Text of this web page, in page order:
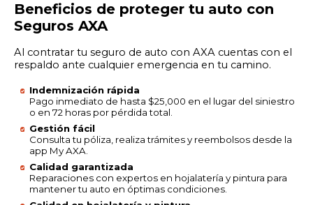
Beneficios de proteger tu auto con
Seguros AXA
Al contratar tu seguro de auto con AXA cuentas con el
respaldo ante cualquier emergencia en tu camino.
Indemnización rápida
Pago inmediato de hasta $25,000 en el lugar del siniestro
o en 72 horas por pérdida total.
Gestión fácil
Consulta tu póliza, realiza trámites y reembolsos desde la
app My AXA.
Calidad garantizada
Reparaciones con expertos en hojalatería y pintura para
mantener tu auto en óptimas condiciones.